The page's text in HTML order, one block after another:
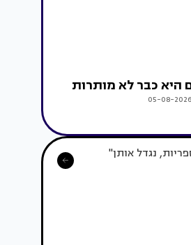
היא כבר לא מותרות
05-08-2026